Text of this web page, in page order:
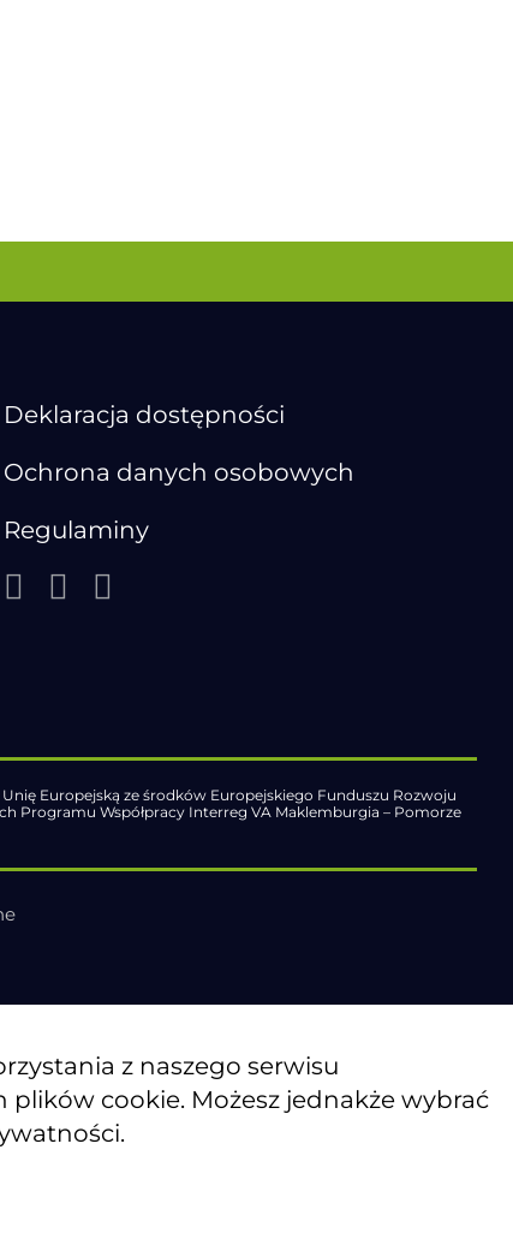
Deklaracja dostępności
Ochrona danych osobowych
Regulaminy
Europejską ze środków Europejskiego Funduszu Rozwoju
Programu Współpracy Interreg VA Maklemburgia – Pomorze
z naszego serwisu
cookie. Możesz jednakże wybrać